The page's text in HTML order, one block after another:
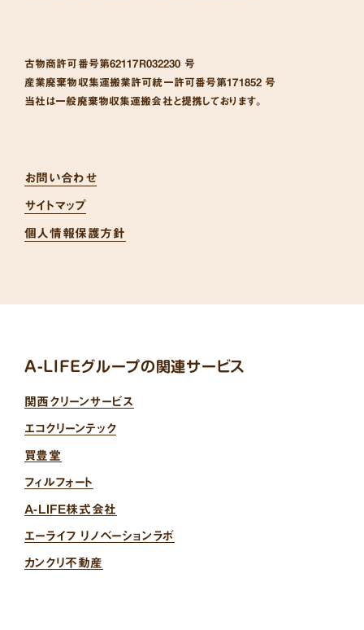
古物商許可番号第62117R032230 号
産業廃棄物収集運搬業許可統一許可番号第171852 号
当社は一般廃棄物収集運搬会社と提携しております。
お問い合わせ
サイトマップ
個人情報保護方針
A-LIFEグループの関連サービス
関西クリーンサービス
エコクリーンテック
買豊堂
フィルフォート
A-LIFE株式会社
エーライフ リノベーションラボ
カンクリ不動産